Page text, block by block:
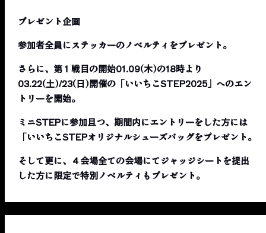
プレゼント企画
参加者全員にステッカーのノベルティをプレゼント。
さらに、第１戦目の開始01.09(木)の18時より
03.22(土)/23(日)開催の「いいちこSTEP2025」へのエン
トリーを開始。
ミニSTEPに参加且つ、期間内にエントリーをした方には
「いいちこSTEPオリジナルシューズバッグをプレゼント。
そして更に、４会場全ての会場にてジャッジシートを提出
した方に限定で特別ノベルティもプレゼント。